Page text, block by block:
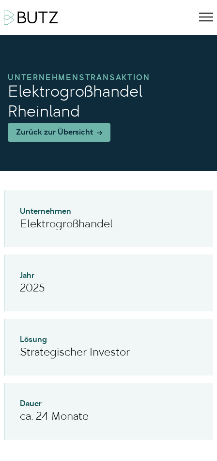
UNTERNEHMENSTRANSAKTION
Elektrogroßhandel
Rheinland
Zurück zur Übersicht
Unternehmen
Elektrogroßhandel
Jahr
2025
Lösung
Strategischer Investor
Dauer
ca. 24 Monate